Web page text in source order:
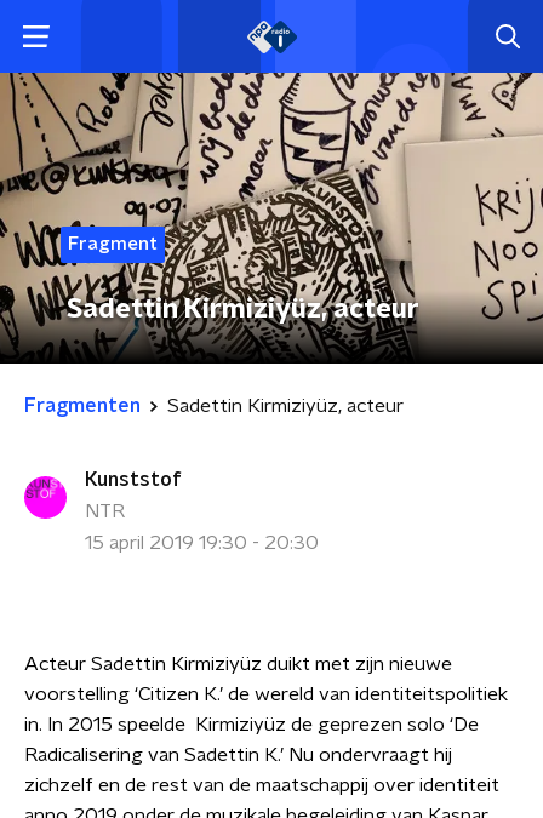
Fragment
Sadettin Kirmiziyüz, acteur
Fragmenten Sadettin Kirmiziyüz, acteur
Kunststof
NTR
15 april 2019 19:30 - 20:30
Acteur Sadettin Kirmiziyüz duikt met zijn nieuwe
voorstelling ‘Citizen K.’ de wereld van identiteitspolitiek
in. In 2015 speelde Kirmiziyüz de geprezen solo ‘De
Radicalisering van Sadettin K.’ Nu ondervraagt hij
zichzelf en de rest van de maatschappij over identiteit